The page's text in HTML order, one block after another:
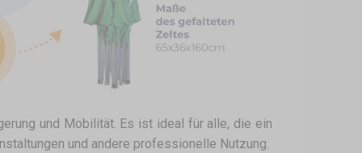
und Mobilität. Es ist ideal für alle, die ein
und andere professionelle Nutzung.